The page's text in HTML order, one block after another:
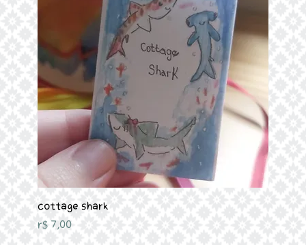
Cottage Shark
Preço
R$ 7,00